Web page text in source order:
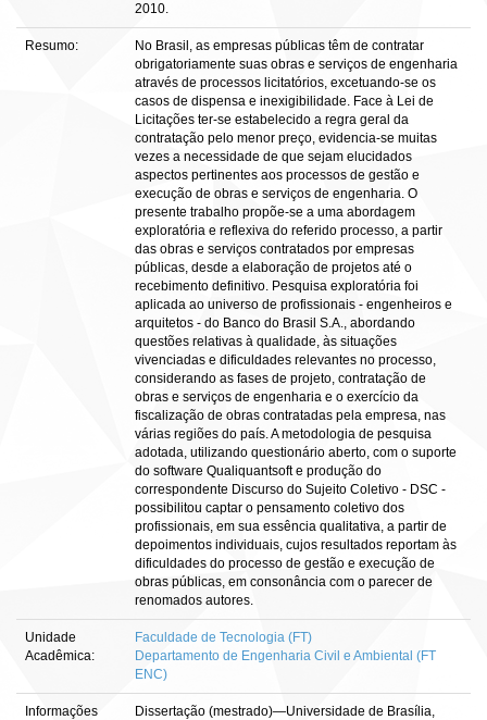
2010.
Resumo:
No Brasil, as empresas públicas têm de contratar
obrigatoriamente suas obras e serviços de engenharia
através de processos licitatórios, excetuando-se os
casos de dispensa e inexigibilidade. Face à Lei de
Licitações ter-se estabelecido a regra geral da
contratação pelo menor preço, evidencia-se muitas
vezes a necessidade de que sejam elucidados
aspectos pertinentes aos processos de gestão e
execução de obras e serviços de engenharia. O
presente trabalho propõe-se a uma abordagem
exploratória e reflexiva do referido processo, a partir
das obras e serviços contratados por empresas
públicas, desde a elaboração de projetos até o
recebimento definitivo. Pesquisa exploratória foi
aplicada ao universo de profissionais - engenheiros e
arquitetos - do Banco do Brasil S.A., abordando
questões relativas à qualidade, às situações
vivenciadas e dificuldades relevantes no processo,
considerando as fases de projeto, contratação de
obras e serviços de engenharia e o exercício da
fiscalização de obras contratadas pela empresa, nas
várias regiões do país. A metodologia de pesquisa
adotada, utilizando questionário aberto, com o suporte
do software Qualiquantsoft e produção do
correspondente Discurso do Sujeito Coletivo - DSC -
possibilitou captar o pensamento coletivo dos
profissionais, em sua essência qualitativa, a partir de
depoimentos individuais, cujos resultados reportam às
dificuldades do processo de gestão e execução de
obras públicas, em consonância com o parecer de
renomados autores.
Unidade
Acadêmica:
Faculdade de Tecnologia (FT)
Departamento de Engenharia Civil e Ambiental (FT
ENC)
Informações
Dissertação (mestrado)—Universidade de Brasília,